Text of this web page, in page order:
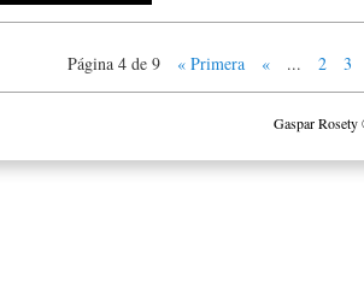
Página 4 de 9 « Primera « ... 2 3
Gaspar